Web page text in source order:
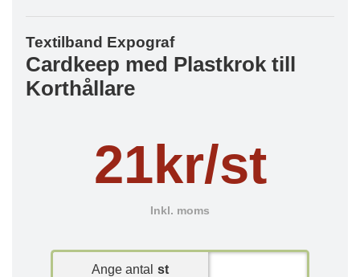
Textilband Expograf
Cardkeep med Plastkrok till
Korthållare
21kr/st
Inkl. moms
Ange antal st